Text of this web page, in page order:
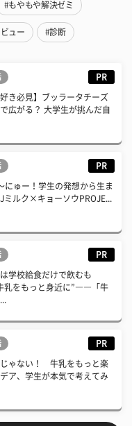
#もやもや解決ゼミ
ュー #診断
PR
好き必見】ブッラータチーズ
広がる？ 大学生が挑んだ自
PR
にゅー！学生の発想から生ま
ルク×キョーソウPROJE...
PR
は学校給食だけで飲むも
乳をもっと身近に”――「牛
PR
ゃない！ 牛乳をもっと楽
ア、学生が本気で考えてみ